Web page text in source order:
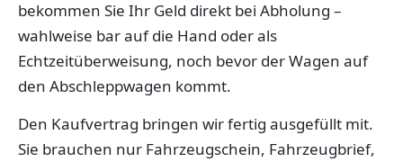
bekommen Sie Ihr Geld direkt bei Abholung –
wahlweise bar auf die Hand oder als
Echtzeitüberweisung, noch bevor der Wagen auf
den Abschleppwagen kommt.
Den Kaufvertrag bringen wir fertig ausgefüllt mit.
Sie brauchen nur Fahrzeugschein, Fahrzeugbrief,